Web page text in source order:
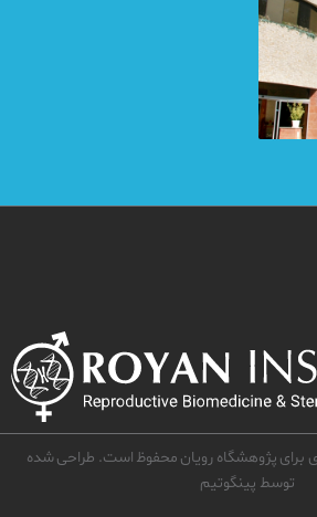
برای پژوهشگاه رویان محفوظ است. طراحی شده
توسط پینگوتیم